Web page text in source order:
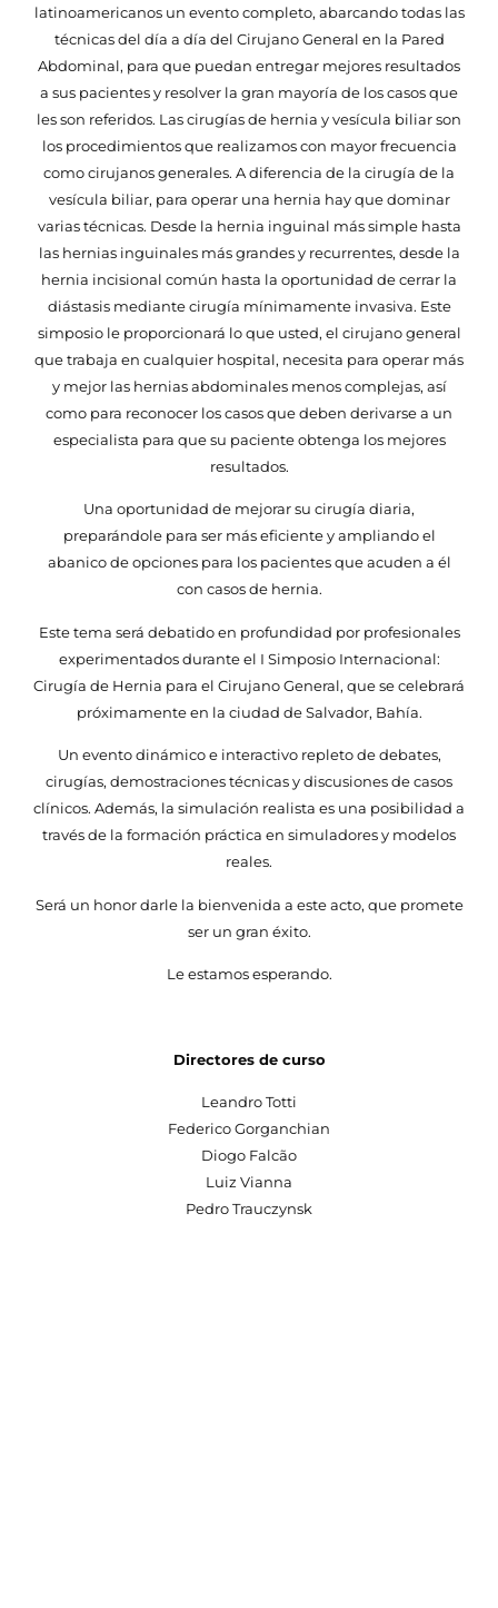
latinoamericanos un evento completo, abarcando todas las
técnicas del día a día del Cirujano General en la Pared
Abdominal, para que puedan entregar mejores resultados
a sus pacientes y resolver la gran mayoría de los casos que
les son referidos. Las cirugías de hernia y vesícula biliar son
los procedimientos que realizamos con mayor frecuencia
como cirujanos generales. A diferencia de la cirugía de la
vesícula biliar, para operar una hernia hay que dominar
varias técnicas. Desde la hernia inguinal más simple hasta
las hernias inguinales más grandes y recurrentes, desde la
hernia incisional común hasta la oportunidad de cerrar la
diástasis mediante cirugía mínimamente invasiva. Este
simposio le proporcionará lo que usted, el cirujano general
que trabaja en cualquier hospital, necesita para operar más
y mejor las hernias abdominales menos complejas, así
como para reconocer los casos que deben derivarse a un
especialista para que su paciente obtenga los mejores
resultados.
Una oportunidad de mejorar su cirugía diaria,
preparándole para ser más eficiente y ampliando el
abanico de opciones para los pacientes que acuden a él
con casos de hernia.
Este tema será debatido en profundidad por profesionales
experimentados durante el I Simposio Internacional:
Cirugía de Hernia para el Cirujano General, que se celebrará
próximamente en la ciudad de Salvador, Bahía.
Un evento dinámico e interactivo repleto de debates,
cirugías, demostraciones técnicas y discusiones de casos
clínicos. Además, la simulación realista es una posibilidad a
través de la formación práctica en simuladores y modelos
reales.
Será un honor darle la bienvenida a este acto, que promete
ser un gran éxito.
Le estamos esperando.
Directores de curso
Leandro Totti
Federico Gorganchian
Diogo Falcão
Luiz Vianna
Pedro Trauczynsk